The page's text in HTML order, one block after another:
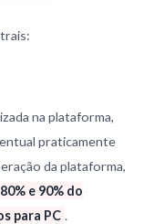
na plataforma,
praticamente
da plataforma,
80% e 90% do
para PC .